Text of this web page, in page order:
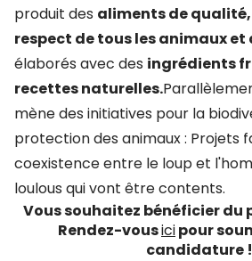
produit des aliments de
respect de tous les animaux et
élaborés avec des ingrédients
recettes naturelles.
mène des initiatives pour la
protection des animaux : Projets
coexistence entre le loup et
loulous qui vont être contents.
Vous souhaitez bénéficier du
Rendez-vousicipour
candidature !